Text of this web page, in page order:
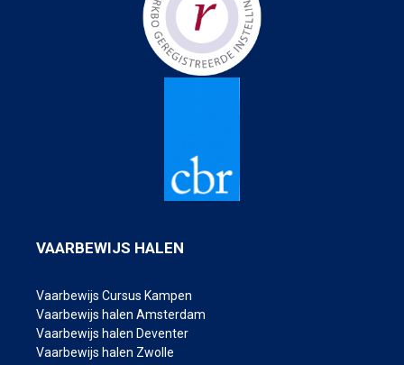
VAARBEWIJS HALEN
Vaarbewijs Cursus Kampen
Vaarbewijs halen Amsterdam
Vaarbewijs halen Deventer
Vaarbewijs halen Zwolle